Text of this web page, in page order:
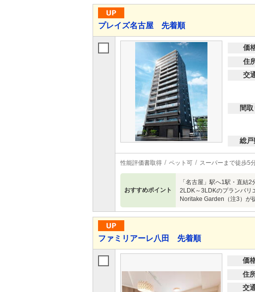
プレイズ名古屋 先着順
価
住
交
間取
総戸
性能評価書取得 ペット可 スーパーまで徒歩5
おすすめポイント
「名古屋」駅へ1駅・直結
2LDK～3LDKのプランバリ
Noritake Garden（注3）が
ファミリアーレ八田 先着順
価
住
交